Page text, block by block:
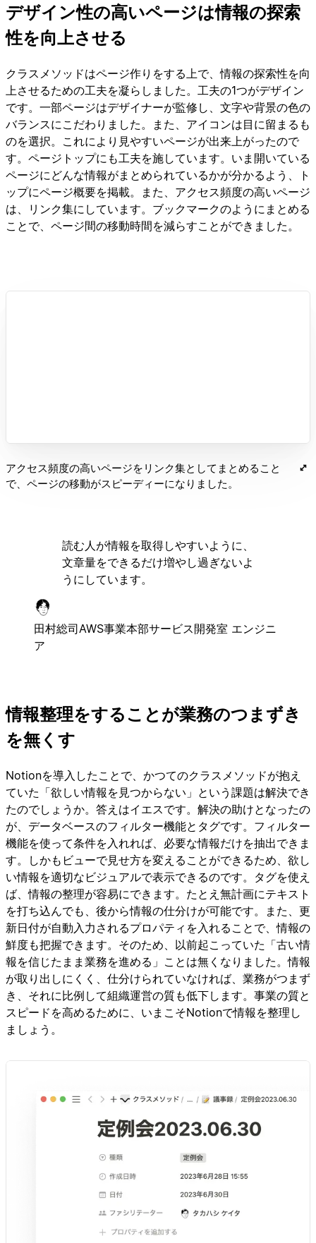
デザイン性の高いページは情報の探索
性を向上させる
クラスメソッドはページ作りをする上で、情報の探索性を向
上させるための工夫を凝らしました。工夫の1つがデザイン
です。一部ページはデザイナーが監修し、文字や背景の色の
バランスにこだわりました。また、アイコンは目に留まるも
のを選択。これにより見やすいページが出来上がったので
す。ページトップにも工夫を施しています。いま開いている
ページにどんな情報がまとめられているかが分かるよう、ト
ップにページ概要を掲載。また、アクセス頻度の高いページ
は、リンク集にしています。ブックマークのようにまとめる
ことで、ページ間の移動時間を減らすことができました。
アクセス頻度の高いページをリンク集としてまとめること
で、ページの移動がスピーディーになりました。
読む人が情報を取得しやすいように、
文章量をできるだけ増やし過ぎないよ
うにしています。
田村総司AWS事業本部サービス開発室 エンジニ
ア
情報整理をすることが業務のつまずき
を無くす
Notionを導入したことで、かつてのクラスメソッドが抱え
ていた「欲しい情報を見つからない」という課題は解決でき
たのでしょうか。答えはイエスです。解決の助けとなったの
が、データベースのフィルター機能とタグです。フィルター
機能を使って条件を入れれば、必要な情報だけを抽出できま
す。しかもビューで見せ方を変えることができるため、欲し
い情報を適切なビジュアルで表示できるのです。タグを使え
ば、情報の整理が容易にできます。たとえ無計画にテキスト
を打ち込んでも、後から情報の仕分けが可能です。また、更
新日付が自動入力されるプロパティを入れることで、情報の
鮮度も把握できます。そのため、以前起こっていた「古い情
報を信じたまま業務を進める」ことは無くなりました。情報
が取り出しにくく、仕分けられていなければ、業務がつまず
き、それに比例して組織運営の質も低下します。事業の質と
スピードを高めるために、いまこそNotionで情報を整理し
ましょう。